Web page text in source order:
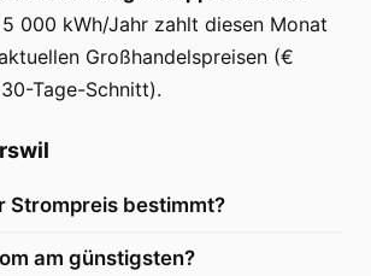
000 kWh/Jahr zahlt diesen Monat
Großhandelspreisen (€
Tage-Schnitt).
Strompreis bestimmt?
am günstigsten?